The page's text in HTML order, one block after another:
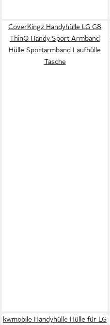
CoverKingz Handyhülle LG G8
ThinQ Handy Sport Armband
Hülle Sportarmband Laufhülle
Tasche
kwmobile Handyhülle Hülle für LG